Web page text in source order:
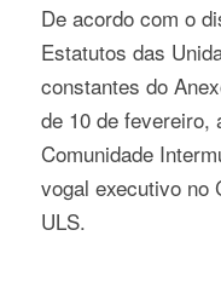
De acordo com o
Estatutos das
constantes do
de 10 de fevereiro,
Comunidade
vogal executivo no
ULS.